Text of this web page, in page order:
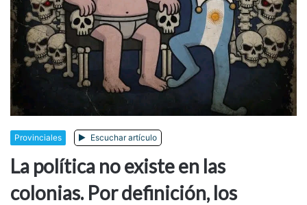
Provinciales Escuchar artículo
La política no existe en las
colonias. Por definición, los